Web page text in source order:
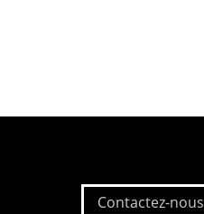
Contactez-nous